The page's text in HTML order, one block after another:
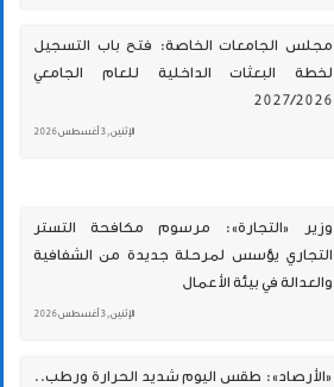
مجلس الجامعات الخاصة: فتح باب التسجيل
لخطة البعثات الداخلية للعام الجامعي
2027/2026
الإثنين , 3 أغسطس 2026
وزير «التجارة»: مرسوم مكافحة التستر
التجاري يؤسس لمرحلة جديدة من الشفافية
والعدالة في بيئة الأعمال
الإثنين , 3 أغسطس 2026
«الأرصاد»: طقس اليوم شديد الحرارة ورطب..